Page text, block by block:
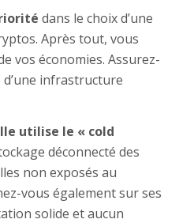
dans le choix d’une
Après tout, vous
vos économies. Assurez-
d’une infrastructure
utilise le « cold
déconnecté des
non exposés au
vous également sur ses
solide et aucun